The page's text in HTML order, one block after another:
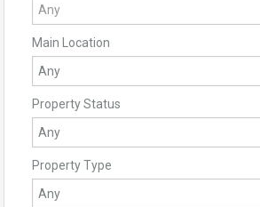
Main Location
Property Status
Property Type